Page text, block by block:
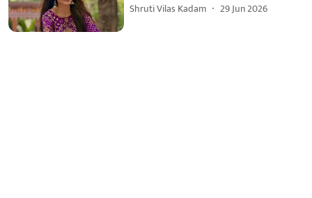
Shruti Vilas Kadam 29 Jun 2026